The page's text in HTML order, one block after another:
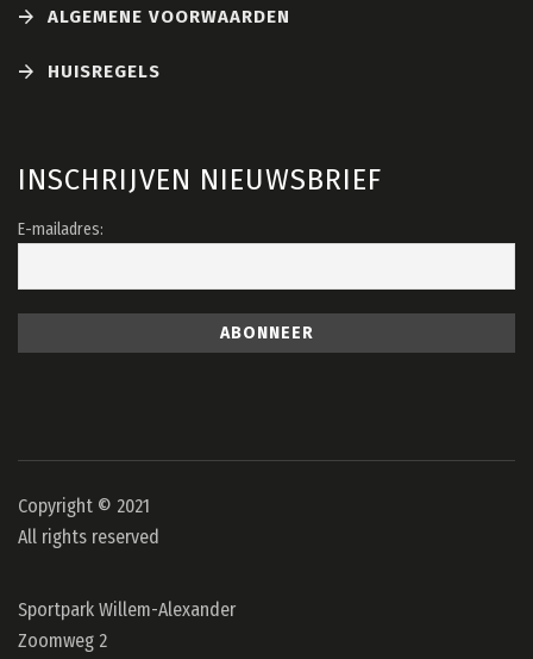
ALGEMENE VOORWAARDEN
HUISREGELS
INSCHRIJVEN NIEUWSBRIEF
E-mailadres:
Copyright © 2021
All rights reserved
Sportpark Willem-Alexander
Zoomweg 2